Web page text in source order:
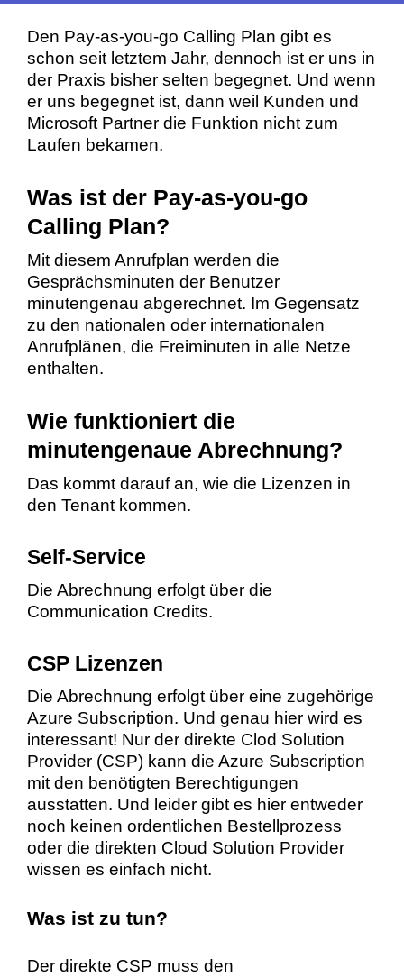
Den Pay-as-you-go Calling Plan gibt es
schon seit letztem Jahr, dennoch ist er uns in
der Praxis bisher selten begegnet. Und wenn
er uns begegnet ist, dann weil Kunden und
Microsoft Partner die Funktion nicht zum
Laufen bekamen.
Was ist der Pay-as-you-go
Calling Plan?
Mit diesem Anrufplan werden die
Gesprächsminuten der Benutzer
minutengenau abgerechnet. Im Gegensatz
zu den nationalen oder internationalen
Anrufplänen, die Freiminuten in alle Netze
enthalten.
Wie funktioniert die
minutengenaue Abrechnung?
Das kommt darauf an, wie die Lizenzen in
den Tenant kommen.
Self-Service
Die Abrechnung erfolgt über die
Communication Credits.
CSP Lizenzen
Die Abrechnung erfolgt über eine zugehörige
Azure Subscription. Und genau hier wird es
interessant! Nur der direkte Clod Solution
Provider (CSP) kann die Azure Subscription
mit den benötigten Berechtigungen
ausstatten. Und leider gibt es hier entweder
noch keinen ordentlichen Bestellprozess
oder die direkten Cloud Solution Provider
wissen es einfach nicht.
Was ist zu tun?
Der direkte CSP muss den